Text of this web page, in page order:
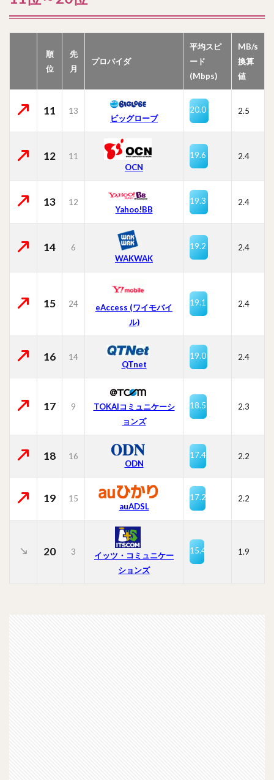
順
位
先
月
プロバイダ
平均スピ
ード
(Mbps)
MB/s
換算
値
11 13
ビッグローブ
20.0 2.5
12
11
OCN
19.6 2.4
13 12
Yahoo!BB
19.3 2.4
14
6
WAKWAK
19.2 2.4
15 24
eAccess (ワイモバイ
ル)
19.1 2.4
16 14
QTnet
19.0 2.4
17 9
TOKAIコミュニケーシ
ョンズ
18.5 2.3
18 16
ODN
17.4 2.2
19
15
auADSL
17.2 2.2
20 3
イッツ・コミュニケー
ションズ
15.4 1.9